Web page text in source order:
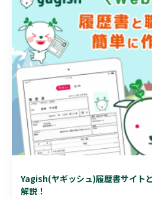
Yagish(ヤギッシュ)履歴書サイト
解説！